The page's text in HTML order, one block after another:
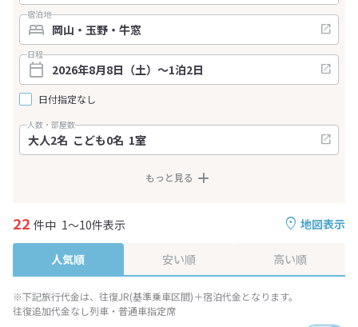
宿泊地
日程
日付指定なし
人数・部屋数
もっと見る
地図表示
22 件中 1～10件表示
人気順 安い順 高い順
※下記旅行代金は、往復JR(基準乗車区間)＋宿泊代金となります。
往復追加代金なし列車・普通車指定席